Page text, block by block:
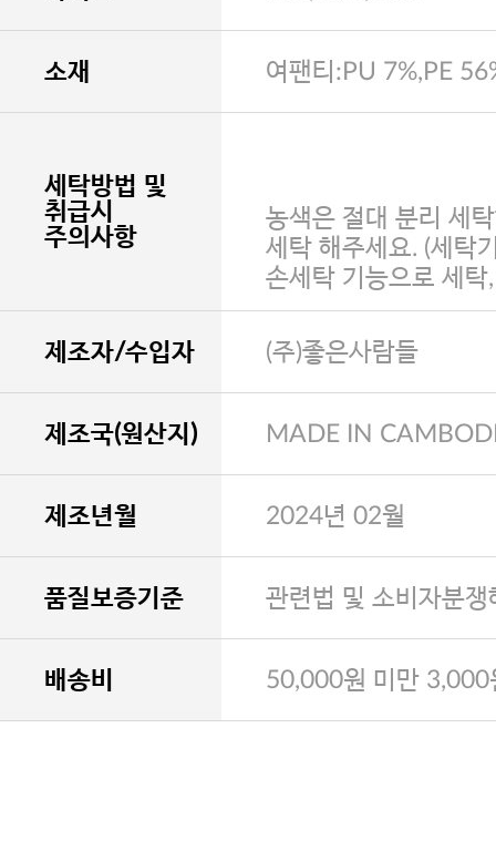
소재 여팬티:PU 7%,PE
세탁방법 및
취급시
주의사항
농색은 절대 분리 세
세탁 해주세요. (세탁
손세탁 기능으로 세탁
제조자/수입자 (주)좋은사람들
제조국(원산지) MADE IN
제조년월 2024년 02월
품질보증기준 관련법 및 소비자분
배송비 50,000원 미만 3,000